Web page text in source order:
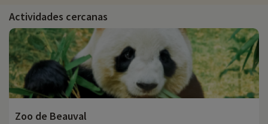
Actividades cercanas
Zoo de Beauval